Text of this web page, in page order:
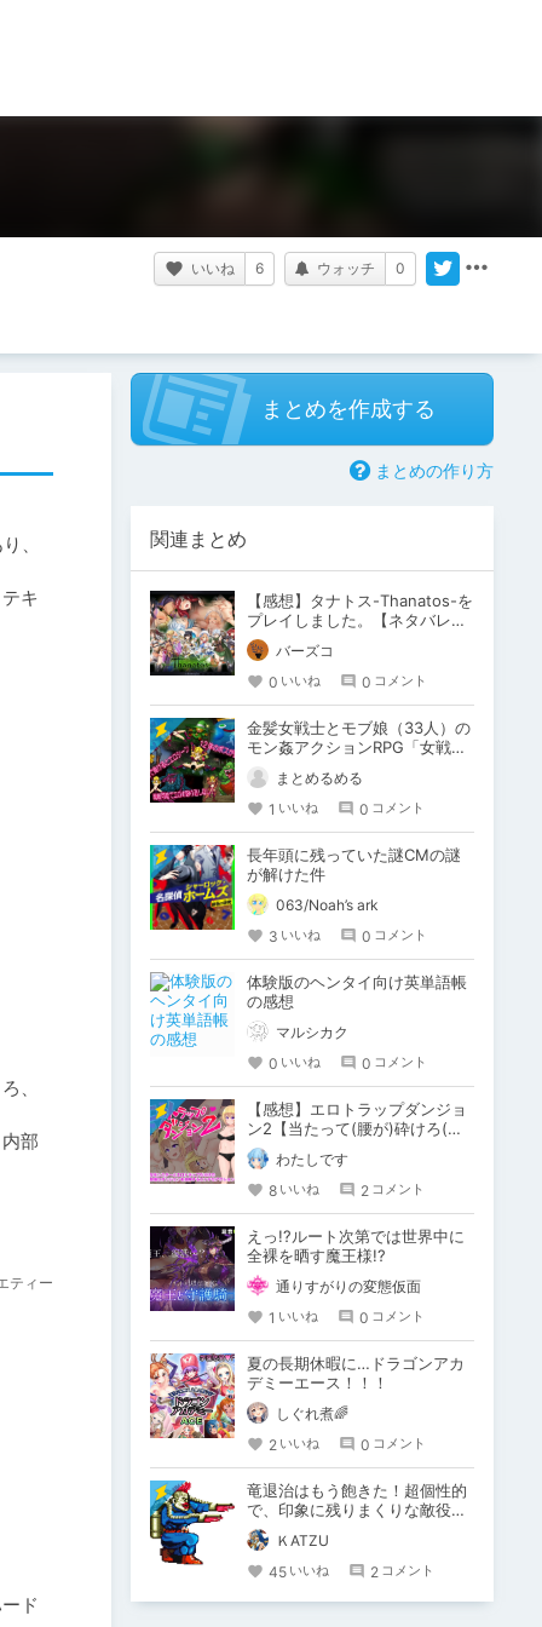
いいね 6 ウォッチ 0
、
キ
、
部
ティー
ド
まとめを作成する
まとめの作り方
関連まとめ
【感想】タナトス-Thanatos-を
プレイしました。【ネタバレ注
意】
バーズコ
0 いいね 0 コメント
金髪女戦士とモブ娘（33人）の
モン姦アクションRPG「女戦士
マンカースの冒険 トロルと繋が
れし姫君」
まとめるめる
1 いいね 0 コメント
長年頭に残っていた謎CMの謎
が解けた件
063/Noah’s ark
3 いいね 0 コメント
体験版のヘンタイ向け英単語帳
の感想
マルシカク
0 いいね 0 コメント
【感想】エロトラップダンジョ
ン2【当たって(腰が)砕けろ(意
味深)なRPG】
わたしです
8 いいね 2 コメント
えっ!?ルート次第では世界中に
全裸を晒す魔王様!?
通りすがりの変態仮面
1 いいね 0 コメント
夏の長期休暇に…ドラゴンアカ
デミーエース！！！
しぐれ煮🌈
2 いいね 0 コメント
竜退治はもう飽きた！超個性的
で、印象に残りまくりな敵役を
紹介します！【悪役・敵キャ
ラ】 ＫATZU
45 いいね 2 コメント